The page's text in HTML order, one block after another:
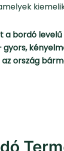
a bordó
gyors,
ország